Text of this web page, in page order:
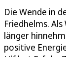
Die Wende in
Friedhelms.
länger
positive